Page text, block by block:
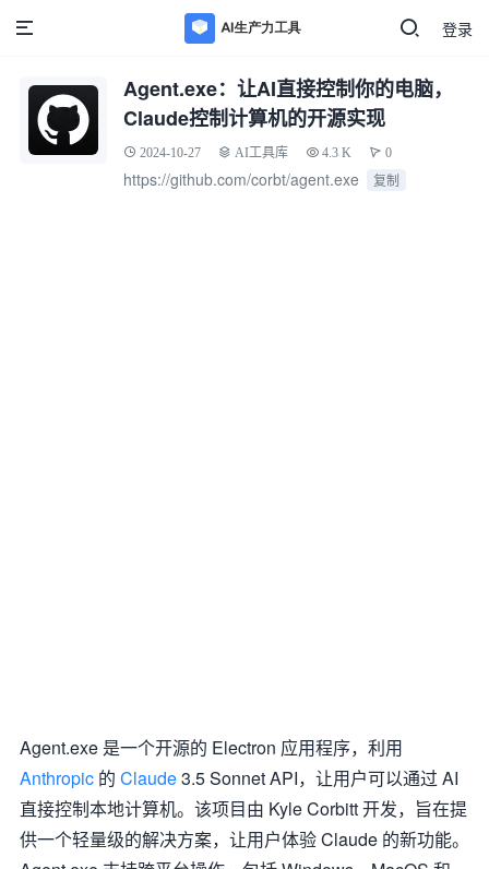
登录
Agent.exe：让AI直接控制你的电脑，
Claude控制计算机的开源实现
2024-10-27 AI工具库 4.3 K 0
https://github.com/corbt/agent.exe 复制
Agent.exe 是一个开源的 Electron 应用程序，利用
Anthropic 的 Claude3.5 Sonnet API，让用户可以通过 AI
直接控制本地计算机。该项目由 Kyle Corbitt 开发，旨在提
供一个轻量级的解决方案，让用户体验 Claude 的新功能。